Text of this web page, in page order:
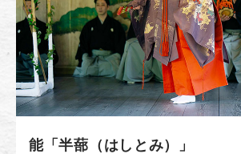
能「半蔀（はしとみ）」